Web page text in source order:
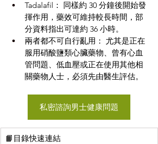
Tadalafil： 同樣約 30 分鐘後開始發
揮作用，藥效可維持較長時間，部
分資料指出可達約 36 小時。
兩者都不可自行亂用： 尤其是正在
服用硝酸鹽類心臟藥物、曾有心血
管問題、低血壓或正在使用其他相
關藥物人士，必須先由醫生評估。
私密諮詢男士健康問題
📙目錄快速連結